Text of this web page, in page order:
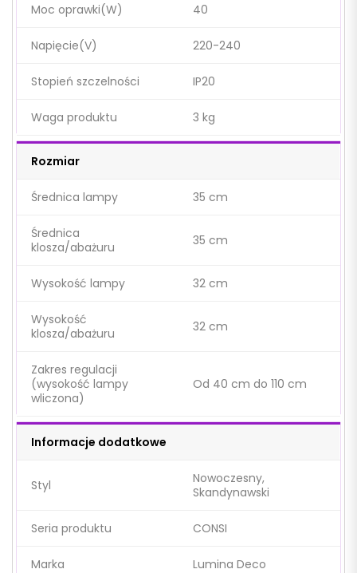
Moc oprawki(W) 40
Napięcie(V) 220-240
Stopień szczelności IP20
Waga produktu 3 kg
Rozmiar
Średnica lampy 35 cm
Średnica
klosza/abażuru
35 cm
Wysokość lampy 32 cm
Wysokość
klosza/abażuru
32 cm
Zakres regulacji
(wysokość lampy
wliczona)
Od 40 cm do 110 cm
Informacje dodatkowe
Styl
Nowoczesny,
Skandynawski
Seria produktu CONSI
Marka Lumina Deco